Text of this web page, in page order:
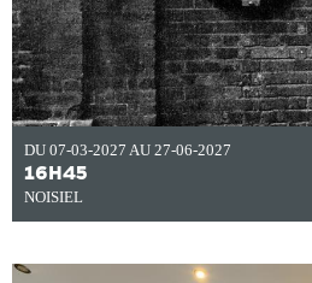
DU 07-03-2027 AU 27-06-2027
16H45
NOISIEL